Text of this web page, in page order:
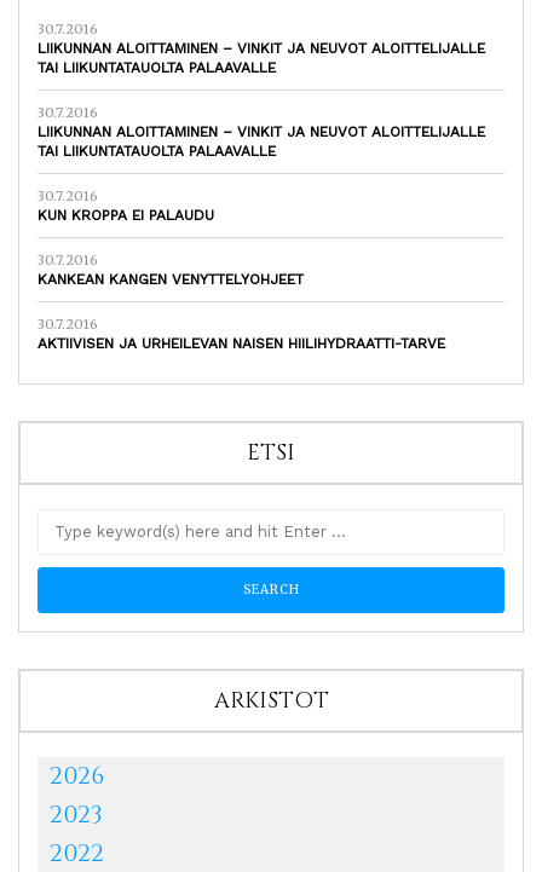
30.7.2016
LIIKUNNAN ALOITTAMINEN – VINKIT JA NEUVOT ALOITTELIJALLE
TAI LIIKUNTATAUOLTA PALAAVALLE
30.7.2016
LIIKUNNAN ALOITTAMINEN – VINKIT JA NEUVOT ALOITTELIJALLE
TAI LIIKUNTATAUOLTA PALAAVALLE
30.7.2016
KUN KROPPA EI PALAUDU
30.7.2016
KANKEAN KANGEN VENYTTELYOHJEET
30.7.2016
AKTIIVISEN JA URHEILEVAN NAISEN HIILIHYDRAATTI-TARVE
ETSI
ARKISTOT
2026
2023
2022